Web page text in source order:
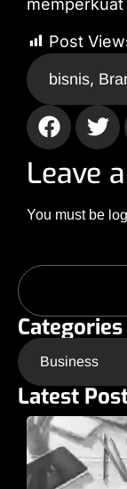
Post
bisnis,
Leave
You must be
Categories
Business
Latest